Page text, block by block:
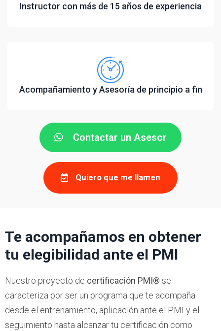
Instructor con más de 15 años de experiencia
Acompañamiento y Asesoría de principio a fin
Contactar un Asesor
Quiero que me llamen
Te acompañamos en obtener
tu elegibilidad ante el PMI
Nuestro proyecto de certificación PMI® se
caracteriza por ser un programa que te acompaña
desde el entrenamiento, aplicación ante el PMI y el
seguimiento hasta alcanzar tu certificación como